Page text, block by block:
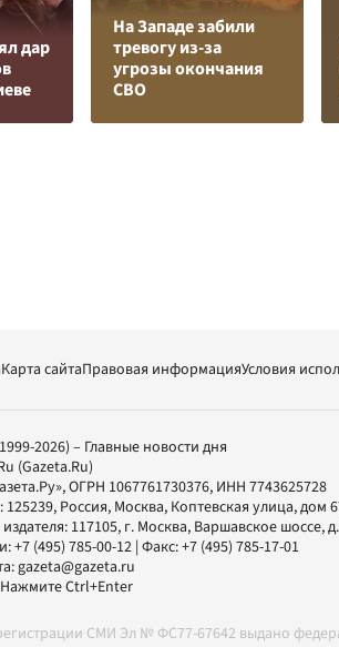
дар
На Западе забили
тревогу из-за
угрозы окончания
СВО
Карта сайтаПравовая информацияУсловия
2026) – Главные новости дня
(Gazeta.Ru)
, ОГРН 1067761730376, ИНН 7743625728
125239, Россия, Москва, Коптевская улица, дом
117105, г. Москва, Варшавское шоссе,
+7 (495) 785-00-12 | Факс:+7 (495) 785-17-01
gazeta@gazeta.ru
Ctrl+Enter
СМИ Эл № ФС77-67642 выдано